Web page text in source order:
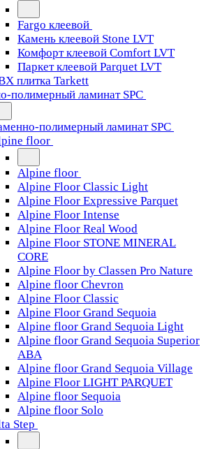
Fargo клеевой
Камень клеевой Stone LVT
Комфорт клеевой Comfort LVT
Паркет клеевой Parquet LVT
плитка Tarkett
полимерный ламинат SPC
полимерный ламинат SPC
floor
Alpine floor
Alpine Floor Classic Light
Alpine Floor Expressive Parquet
Alpine Floor Intense
Alpine Floor Real Wood
Alpine Floor STONE MINERAL
CORE
Alpine Floor by Classen Pro Nature
Alpine floor Chevron
Alpine Floor Classic
Alpine Floor Grand Sequoia
Alpine floor Grand Sequoia Light
Alpine floor Grand Sequoia Superior
ABA
Alpine floor Grand Sequoia Village
Alpine Floor LIGHT PARQUET
Alpine floor Sequoia
Alpine floor Solo
Step